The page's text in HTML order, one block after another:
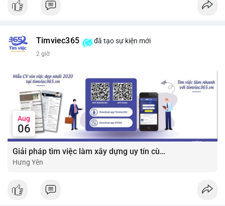
#block #fintech
#vlikevn #titanbot
📰 Nguồn: Cointelegraph
Timviec365 đã tạo sự kiện mới
2 giờ
Aug
06
Giải pháp tìm việc làm xây dựng uy tín cùng mức lương thưởng hấp dẫn ?️
Hưng Yên